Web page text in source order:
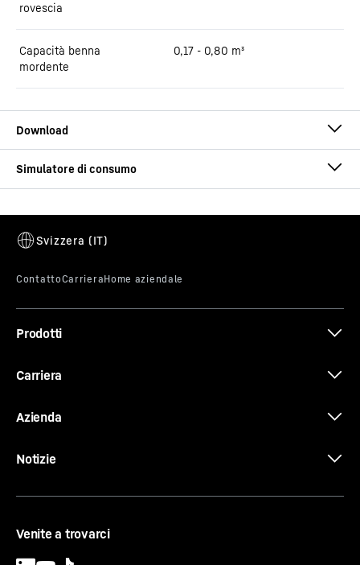
rovescia
Capacità benna
mordente
0,17 - 0,80 m³
Opuscolo A 914 Compact Litronic
Brochure Horticultural and Landscape
Calcolatore dei consumi
Litri per ora di funzionamento
Ore totali di funzionamento di tutte le macchine
Consumo medio di carburante
Ore di funzionamento all'anno
Prodotti
Carriera
Azienda
Notizie
Venite a trovarci